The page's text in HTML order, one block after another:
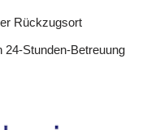
Rückzugsort
24-Stunden-Betreuung